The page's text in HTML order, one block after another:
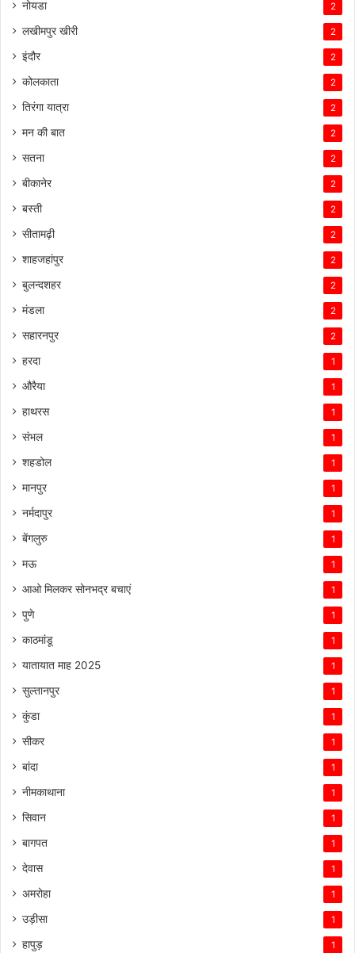
नोयडा 2
लखीमपुर खीरी 2
इंदौर 2
कोलकाता 2
तिरंगा यात्रा 2
मन की बात 2
सतना 2
बीकानेर 2
बस्ती 2
सीतामढ़ी 2
शाहजहांपुर 2
बुलन्दशहर 2
मंडला 2
सहारनपुर 2
हरदा 1
औरैया 1
हाथरस 1
संभल 1
शहडोल 1
मानपुर 1
नर्मदापुर 1
बेंगलुरु 1
मऊ 1
आओ मिलकर सोनभद्र बचाएं 1
पुणे 1
काठमांडू 1
यातायात माह 2025 1
सुल्तानपुर 1
कुंडा 1
सीकर 1
बांदा 1
नीमकाथाना 1
सिवान 1
बागपत 1
देवास 1
अमरोहा 1
उड़ीसा 1
हापुड़ 1